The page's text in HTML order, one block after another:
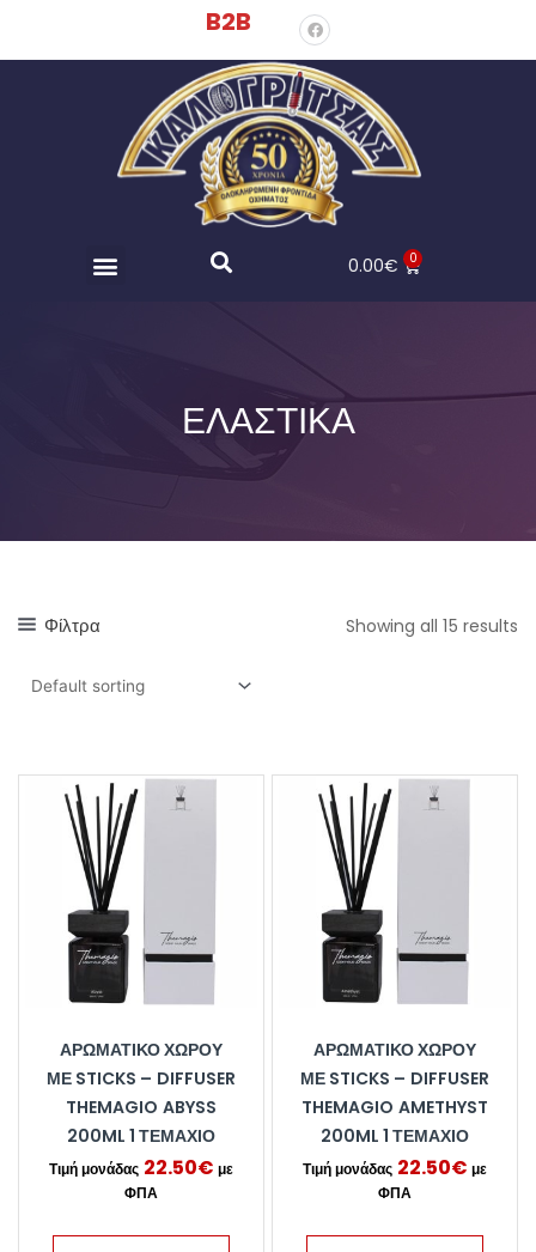
B2B
0.00€ 0
ΕΛΑΣΤΙΚΑ
Φίλτρα Showing all 15 results
ΑΡΩΜΑΤΙΚΌ ΧΏΡΟΥ
ΜΕ STICKS – DIFFUSER
THEMAGIO ABYSS
200ML 1 ΤΕΜΆΧΙΟ
22.50€
ΑΡΩΜΑΤΙΚΌ ΧΏΡΟΥ
ΜΕ STICKS – DIFFUSER
THEMAGIO AMETHYST
200ML 1 ΤΕΜΆΧΙΟ
22.50€